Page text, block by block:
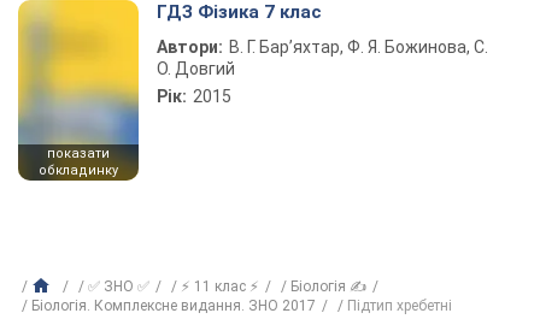
показати
обкладинку
ГДЗ Фізика 7 клас
Автори: В. Г. Бар’яхтар, Ф. Я. Божинова, С.
О. Довгий
Рік: 2015
✅ ЗНО ✅ ⚡ 11 клас ⚡
Біологія ✍
Біологія. Комплексне видання. ЗНО 2017
Підтип хребетні